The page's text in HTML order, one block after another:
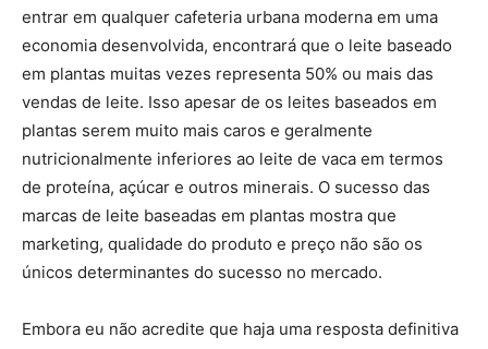
entrar em qualquer cafeteria urbana moderna em uma
economia desenvolvida, encontrará que o leite baseado
em plantas muitas vezes representa 50% ou mais das
vendas de leite. Isso apesar de os leites baseados em
plantas serem muito mais caros e geralmente
nutricionalmente inferiores ao leite de vaca em termos
de proteína, açúcar e outros minerais. O sucesso das
marcas de leite baseadas em plantas mostra que
marketing, qualidade do produto e preço não são os
únicos determinantes do sucesso no mercado.
Embora eu não acredite que haja uma resposta definitiva